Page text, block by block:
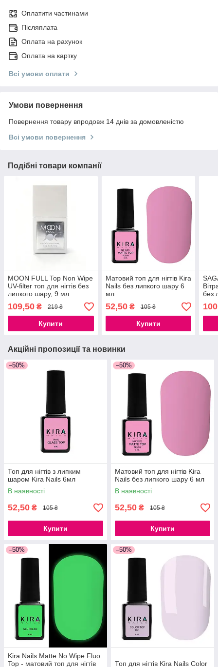
Оплатити частинами
Післяплата
Оплата на рахунок
Оплата на картку
Всі умови оплати
Умови повернення
Повернення товару впродовж 14 днів за домовленістю
Всі умови повернення
Подібні товари компанії
MOON FULL Top Non Wipe
UV-filter топ для нігтів без
липкого шару, 9 мл
109,50 ₴ 219 ₴
Купити
Матовий топ для нігтів Kira
Nails без липкого шару 6
мл
52,50₴ 105 ₴
Купити
без
01,
100
Акційні пропозиції та новинки
–50%
Топ для нігтів з липким
шаром Kira Nails 6мл
В наявності
52,50 ₴ 105 ₴
Купити
–50%
Матовий топ для нігтів Kira
Nails без липкого шару 6 мл
В наявності
52,50 ₴ 105 ₴
Купити
–50%
Kira Nails Matte No Wipe Fluo
Top - матовий топ для нігтів
–50%
Топ для нігтів Kira Nails Color